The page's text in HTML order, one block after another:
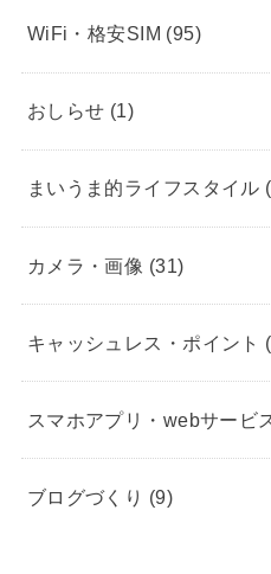
WiFi・格安SIM (95)
おしらせ (1)
まいうま的ライフスタイル
カメラ・画像 (31)
キャッシュレス・ポイント
スマホアプリ・webサービ
ブログづくり (9)